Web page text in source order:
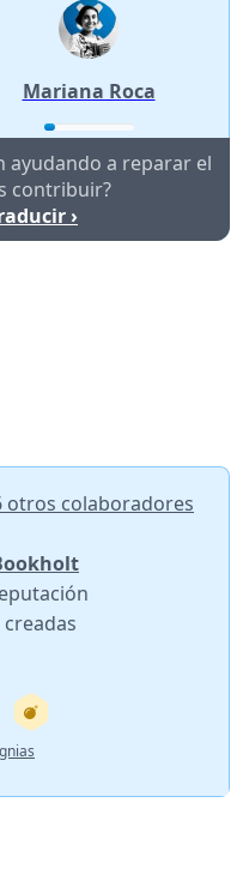
Mariana Roca
ayudando a reparar el
contribuir?
›
otros colaboradores
creadas